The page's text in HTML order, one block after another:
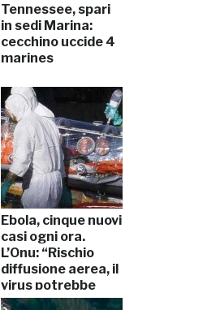
Tennessee, spari
in sedi Marina:
cecchino uccide 4
marines
Ebola, cinque nuovi
casi ogni ora.
L’Onu: “Rischio
diffusione aerea, il
virus potrebbe
mutare”